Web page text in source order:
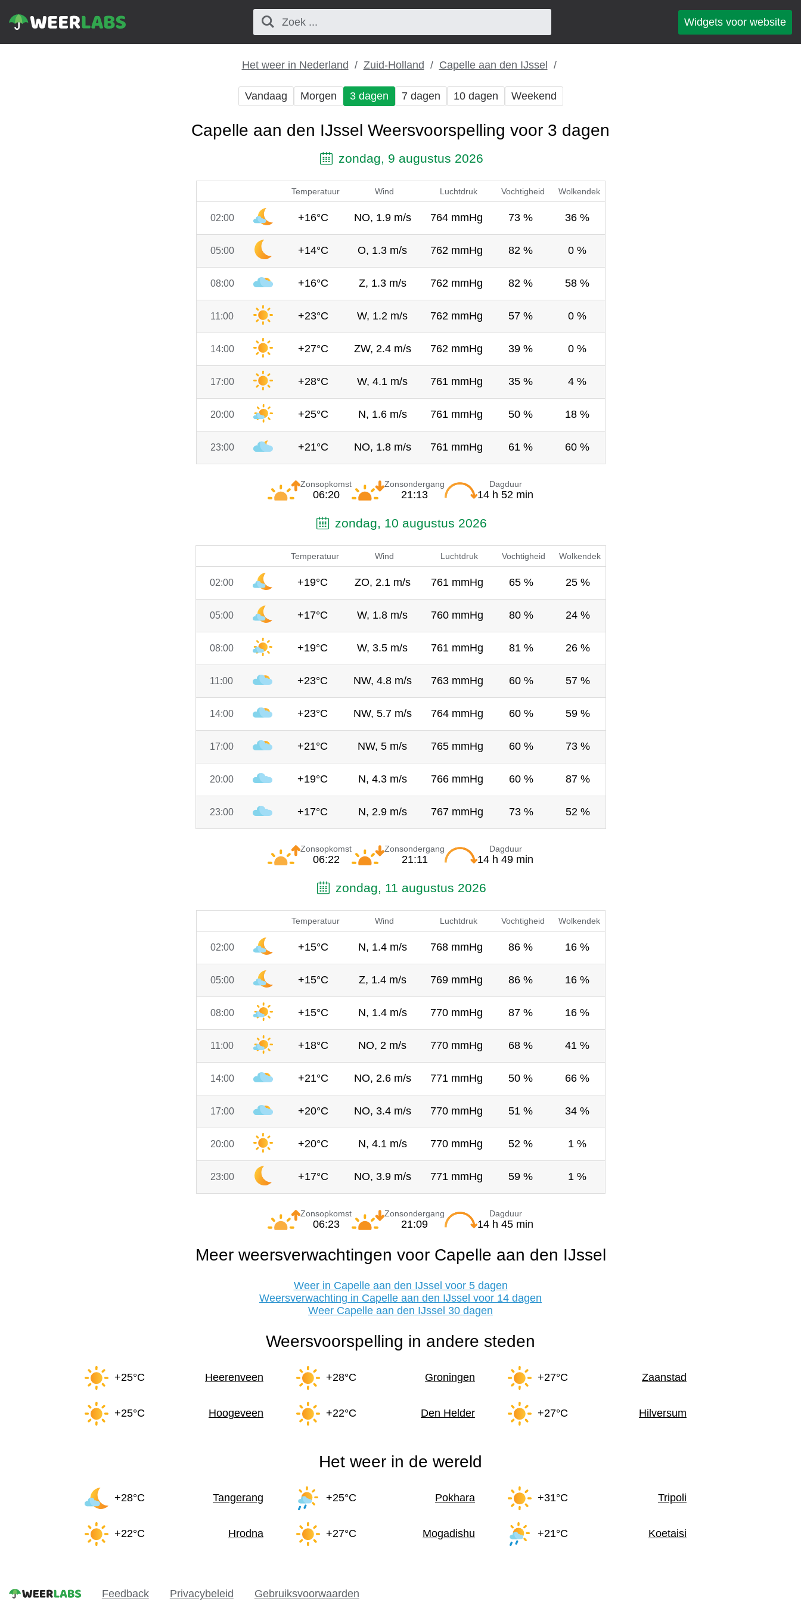
Widgets voor website
Het weer in Nederland Zuid-Holland Capelle aan den IJssel
Vandaag Morgen 3 dagen 7 dagen 10 dagen Weekend
Capelle aan den IJssel Weersvoorspelling voor 3 dagen
zondag, 9 augustus 2026
Temperatuur Wind Luchtdruk Vochtigheid Wolkendek
02:00 +16°C NO, 1.9 m/s 764 mmHg 73 % 36 %
05:00 +14°C O, 1.3 m/s 762 mmHg 82 % 0 %
08:00 +16°C Z, 1.3 m/s 762 mmHg 82 % 58 %
11:00 +23°C W, 1.2 m/s 762 mmHg 57 % 0 %
14:00 +27°C ZW, 2.4 m/s 762 mmHg 39 % 0 %
17:00 +28°C W, 4.1 m/s 761 mmHg 35 % 4 %
20:00 +25°C N, 1.6 m/s 761 mmHg 50 % 18 %
23:00 +21°C NO, 1.8 m/s 761 mmHg 61 % 60 %
Zonsopkomst
06:20
Zonsondergang
21:13
Dagduur
14 h 52 min
zondag, 10 augustus 2026
Temperatuur Wind Luchtdruk Vochtigheid Wolkendek
02:00 +19°C ZO, 2.1 m/s 761 mmHg 65 % 25 %
05:00 +17°C W, 1.8 m/s 760 mmHg 80 % 24 %
08:00 +19°C W, 3.5 m/s 761 mmHg 81 % 26 %
11:00 +23°C NW, 4.8 m/s 763 mmHg 60 % 57 %
14:00 +23°C NW, 5.7 m/s 764 mmHg 60 % 59 %
17:00 +21°C NW, 5 m/s 765 mmHg 60 % 73 %
20:00 +19°C N, 4.3 m/s 766 mmHg 60 % 87 %
23:00 +17°C N, 2.9 m/s 767 mmHg 73 % 52 %
Zonsopkomst
06:22
Zonsondergang
21:11
Dagduur
14 h 49 min
zondag, 11 augustus 2026
Temperatuur Wind Luchtdruk Vochtigheid Wolkendek
02:00 +15°C N, 1.4 m/s 768 mmHg 86 % 16 %
05:00 +15°C Z, 1.4 m/s 769 mmHg 86 % 16 %
08:00 +15°C N, 1.4 m/s 770 mmHg 87 % 16 %
11:00 +18°C NO, 2 m/s 770 mmHg 68 % 41 %
14:00 +21°C NO, 2.6 m/s 771 mmHg 50 % 66 %
17:00 +20°C NO, 3.4 m/s 770 mmHg 51 % 34 %
20:00 +20°C N, 4.1 m/s 770 mmHg 52 % 1 %
23:00 +17°C NO, 3.9 m/s 771 mmHg 59 % 1 %
Zonsopkomst
06:23
Zonsondergang
21:09
Dagduur
14 h 45 min
Meer weersverwachtingen voor Capelle aan den IJssel
Weer in Capelle aan den IJssel voor 5 dagen
Weersverwachting in Capelle aan den IJssel voor 14 dagen
Weer Capelle aan den IJssel 30 dagen
Weersvoorspelling in andere steden
+25°C Heerenveen +28°C Groningen +27°C Zaanstad
+25°C Hoogeveen +22°C Den Helder +27°C Hilversum
Het weer in de wereld
+28°C Tangerang +25°C Pokhara +31°C Tripoli
+22°C Hrodna +27°C Mogadishu +21°C Koetaisi
Feedback Privacybeleid Gebruiksvoorwaarden